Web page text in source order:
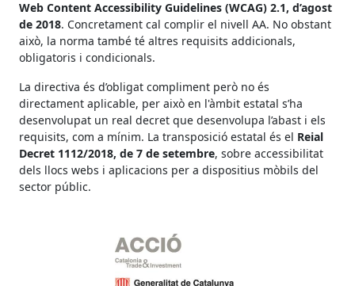
Web Content Accessibility Guidelines (WCAG) 2.1, d’agost
de 2018. Concretament cal complir el nivell AA. No obstant
això, la norma també té altres requisits addicionals,
obligatoris i condicionals.
La directiva és d’obligat compliment però no és
directament aplicable, per això en l'àmbit estatal s’ha
desenvolupat un real decret que desenvolupa l’abast i els
requisits, com a mínim. La transposició estatal és el Reial
Decret 1112/2018, de 7 de setembre, sobre accessibilitat
dels llocs webs i aplicacions per a dispositius mòbils del
sector públic.